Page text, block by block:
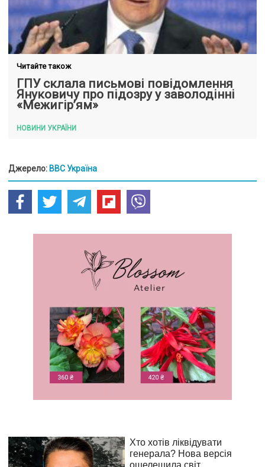
Читайте також
ГПУ склала письмові повідомлення
Януковичу про підозру у заволодінні
«Межигір’ям»
НОВИНИ УКРАЇНИ
Джерело: BBC Україна